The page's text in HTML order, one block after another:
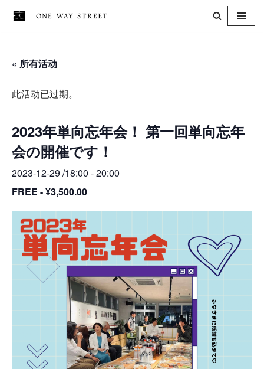
正
« 所有活动
此活动已过期。
2023年単向忘年会！ 第一回単向忘年
会の開催です！
2023-12-29 /18:00 -20:00
FREE - ¥3,500.00